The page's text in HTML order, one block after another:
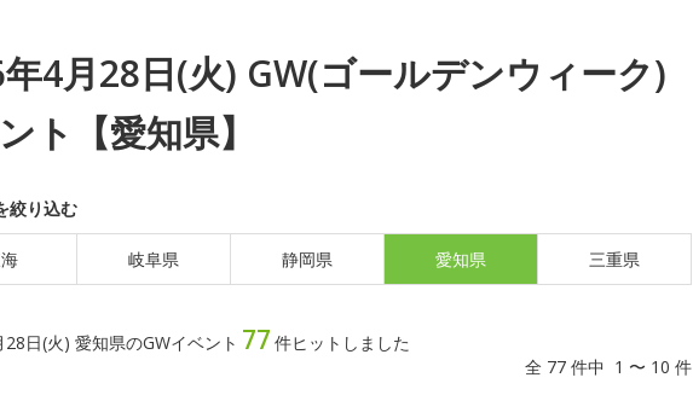
4月28日(火) GW(ゴールデンウィーク)
ト【愛知県】
絞り込む
岐阜県 静岡県 愛知県 三重県
日(火) 愛知県のGWイベント 77 件ヒットしました
全 77 件中 1 〜 10 件